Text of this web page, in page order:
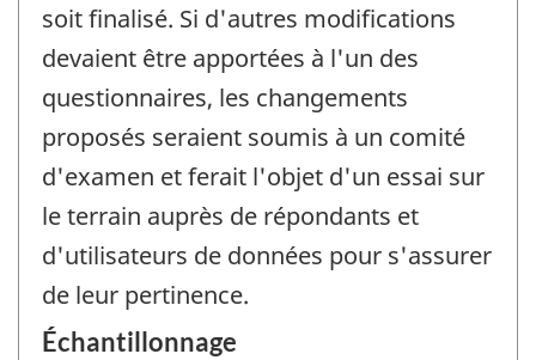
soit finalisé. Si d'autres modifications
devaient être apportées à l'un des
questionnaires, les changements
proposés seraient soumis à un comité
d'examen et ferait l'objet d'un essai sur
le terrain auprès de répondants et
d'utilisateurs de données pour s'assurer
de leur pertinence.
Échantillonnage